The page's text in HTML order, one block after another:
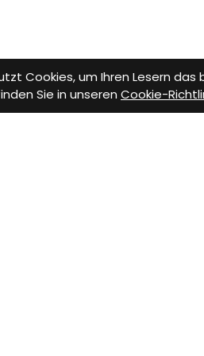
Cookies, um Ihren Lesern
Sie in unseren Cookie-